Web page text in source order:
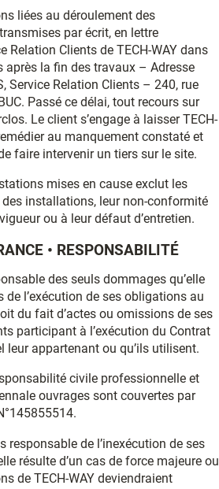
liées au déroulement des
par écrit, en lettre
Relation Clients de TECH-WAY dans
après la fin des travaux – Adresse
Service Relation Clients – 240, rue
Passé ce délai, tout recours sur
Le client s’engage à laisser TECH-
au manquement constaté et
faire intervenir un tiers sur le site.
mises en cause exclut les
installations, leur non-conformité
ou à leur défaut d’entretien.
• RESPONSABILITÉ
des seuls dommages qu’elle
l’exécution de ses obligations au
du fait d’actes ou omissions de ses
participant à l’exécution du Contrat
leur appartenant ou qu’ils utilisent.
civile professionnelle et
ouvrages sont couvertes par
responsable de l’inexécution de ses
résulte d’un cas de force majeure ou
de TECH-WAY deviendraient